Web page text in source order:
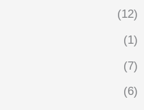
(12)
(1)
(7)
(6)